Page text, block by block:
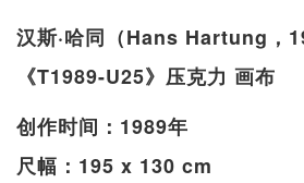
汉斯·哈同（Hans Hartung，
《T1989-U25》压克力 画布
创作时间：1989年
尺幅：195 x 130 cm